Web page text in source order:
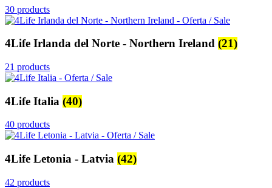
30 products
4Life Irlanda del Norte - Northern Ireland (21)
21 products
4Life Italia (40)
40 products
4Life Letonia - Latvia (42)
42 products